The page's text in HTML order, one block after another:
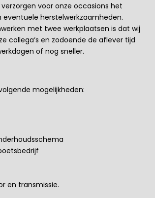
voor onze occasions het
eventuele herstelwerkzaamheden.
met twee werkplaatsen is dat wij
collega’s en zodoende de aflever tijd
of nog sneller.
mogelijkheden:
en transmissie.